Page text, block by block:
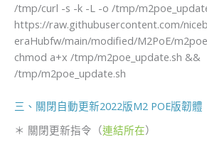
/tmp/curl -s -k -L -o /tmp/
https://raw.githubusercontent.com/
eraHubfw/main/modified/M2PoE/
chmod a+x /tmp/m2poe_update.sh &&
/tmp/m2poe_update.sh
三、關閉自動更新2022版M2 POE版韌體
＊ 關閉更新指令（連結所在）